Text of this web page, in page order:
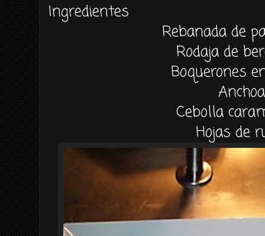
Ingredientes
Rebanada de
Rodaja de
Boquerones
Cebolla
Hojas de